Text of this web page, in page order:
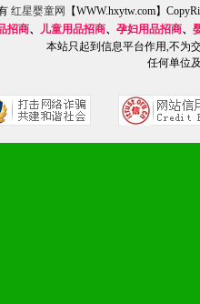
红星婴童网
【WWW.hxytw.com】
招商、 儿童用品招商、 孕妇用品招商、
本站只起到信息平台作用,不为
任何单位